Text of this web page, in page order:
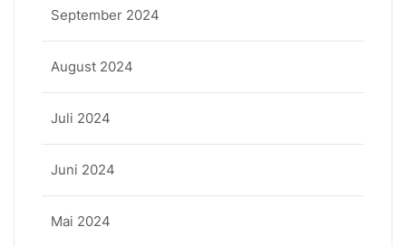
September 2024
August 2024
Juli 2024
Juni 2024
Mai 2024